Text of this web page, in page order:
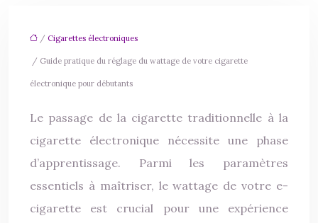
/ Cigarettes électroniques
/ Guide pratique du réglage du wattage de votre cigarette
électronique pour débutants
Le passage de la cigarette traditionnelle à la
cigarette électronique nécessite une phase
d’apprentissage. Parmi les paramètres
essentiels à maîtriser, le wattage de votre e-
cigarette est crucial pour une expérience